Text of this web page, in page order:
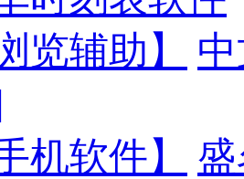
览辅助】
机软件】